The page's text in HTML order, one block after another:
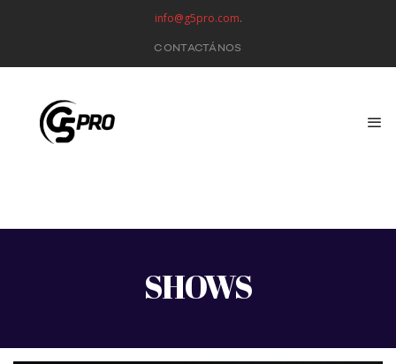
info@g5pro.com.
CONTACTÁNOS
SHOWS